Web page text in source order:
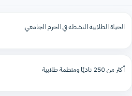
الحياة الطلابية النشطة في الحرم الجامعي
أكثر من 250 ناديًا ومنظمة طلابية